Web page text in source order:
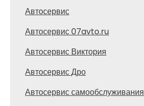
Автосервис
Автосервис 07avto.ru
Автосервис Виктория
Автосервис Дро
Автосервис самообслуживания